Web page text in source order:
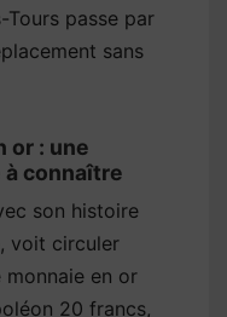
Tours passe par
sans
or : une
connaître
son histoire
voit circuler
en or
20 francs,